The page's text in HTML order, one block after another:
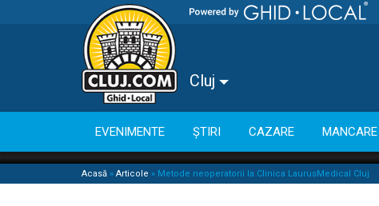
Cluj
EVENIMENTE ȘTIRI CAZARE MANCARE
Acasă » Articole » Metode neoperatorii la Clinica LaurusMedical Cluj